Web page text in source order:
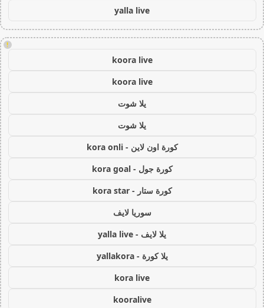
yalla live
!
koora live
koora live
يلا شوت
يلا شوت
كورة اون لاين - kora onli
كورة جول - kora goal
كورة ستار - kora star
سوريا لايف
يلا لايف - yalla live
يلا كورة - yallakora
kora live
kooralive